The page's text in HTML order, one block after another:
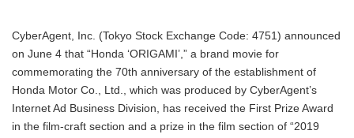
CyberAgent, Inc. (Tokyo Stock Exchange Code: 4751) announced
on June 4 that “Honda ‘ORIGAMI’,” a brand movie for
commemorating the 70th anniversary of the establishment of
Honda Motor Co., Ltd., which was produced by CyberAgent’s
Internet Ad Business Division, has received the First Prize Award
in the film-craft section and a prize in the film section of “2019